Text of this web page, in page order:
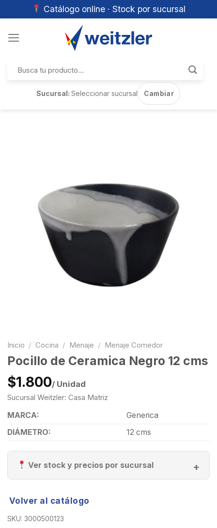
Catálogo online · Stock por sucursal
por:
Sucursal:Seleccionar sucursal Cambiar
Inicio / Cocina / Menaje / Menaje Comedor
Pocillo de Ceramica Negro 12 cms
$1.800/ Unidad
Sucursal Weitzler: Casa Matriz
MARCA:
Generica
DIÁMETRO:
12 cms
Ver stock y precios por sucursal
Volver al catálogo
SKU: 3000500123